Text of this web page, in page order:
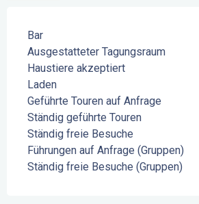
Bar
Ausgestatteter Tagungsraum
Haustiere akzeptiert
Laden
Geführte Touren auf Anfrage
Ständig geführte Touren
Ständig freie Besuche
Führungen auf Anfrage (Gruppen)
Ständig freie Besuche (Gruppen)